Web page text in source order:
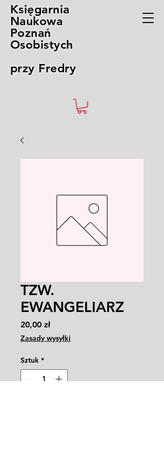
Księgarnia
Naukowa
Poznań
Osobistych
przy Fredry
TZW.
EWANGELIARZ
20,00 złCena
Zasady wysyłki
Sztuk *